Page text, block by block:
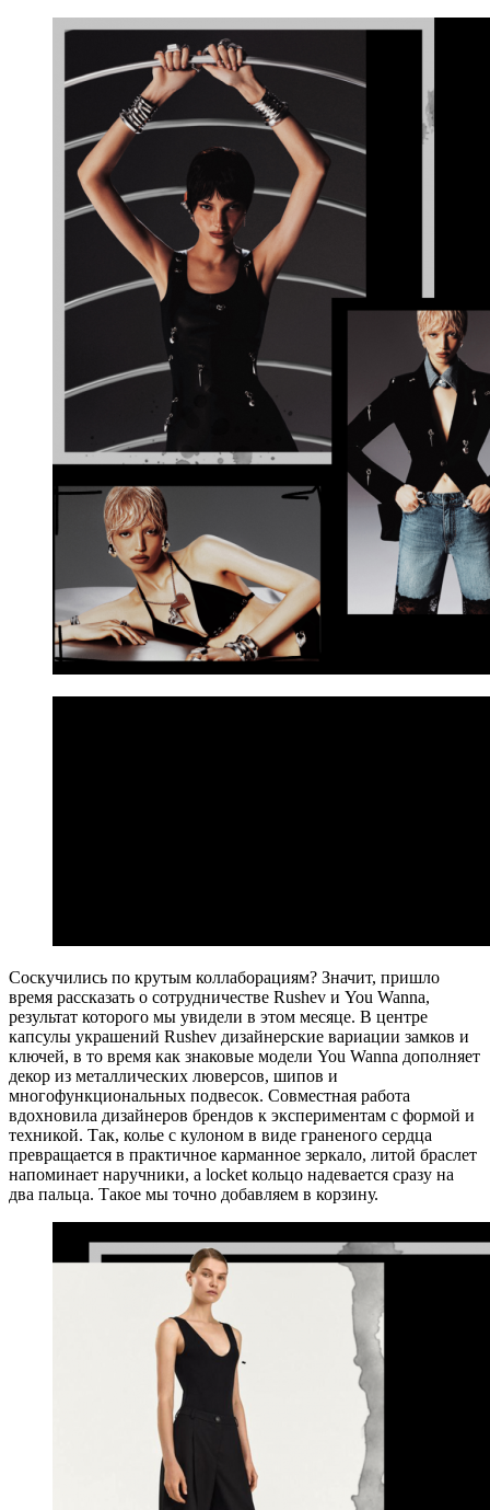
Соскучились по крутым коллаборациям? Значит, пришло
время рассказать о сотрудничестве Rushev и You Wanna,
результат которого мы увидели в этом месяце. В центре
капсулы украшений Rushev дизайнерские вариации замков и
ключей, в то время как знаковые модели You Wanna дополняет
декор из металлических люверсов, шипов и
многофункциональных подвесок. Совместная работа
вдохновила дизайнеров брендов к экспериментам с формой и
техникой. Так, колье с кулоном в виде граненого сердца
превращается в практичное карманное зеркало, литой браслет
напоминает наручники, а locket кольцо надевается сразу на
два пальца. Такое мы точно добавляем в корзину.